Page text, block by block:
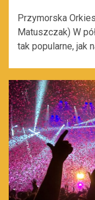
Przymorska
Matuszczak) W
tak popularne, jak